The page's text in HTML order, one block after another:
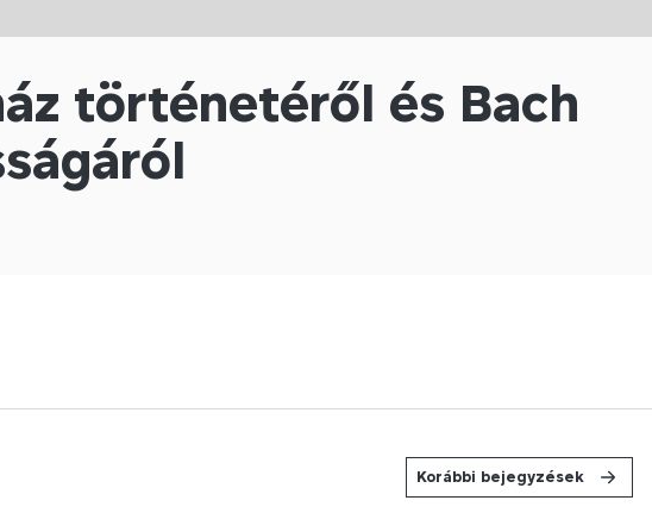
történetéről és Bach
Korábbi bejegyzések